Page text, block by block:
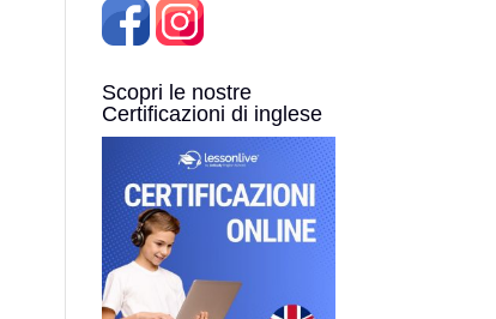
Scopri le nostre
Certificazioni di inglese